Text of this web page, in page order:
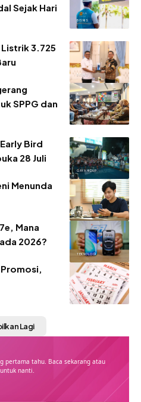
BISNIS
Sejak Hari
BISNIS
3.725
UTILITAS
SPPG dan
GAYA HIDUP
Bird
28 Juli
KEUANGAN
Menunda
TEKNOLOGI
Mana
2026?
BISNIS
Lagi
pertama tahu. Baca sekarang atau
nanti.